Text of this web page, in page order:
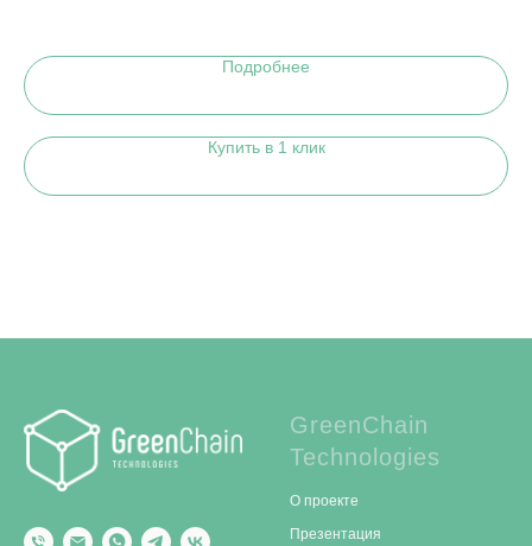
Подробнее
Купить в 1 клик
GreenChain
Technologies
О проекте
Презентация